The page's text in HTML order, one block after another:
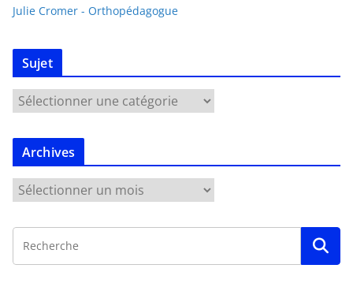
Julie Cromer - Orthopédagogue
Sujet
Archives